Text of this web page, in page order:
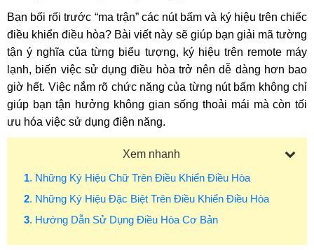
Bạn bối rối trước “ma trận” các nút bấm và ký hiệu trên chiếc
điều khiển điều hòa? Bài viết này sẽ giúp bạn giải mã tường
tận ý nghĩa của từng biểu tượng, ký hiệu trên remote máy
lạnh, biến việc sử dụng điều hòa trở nên dễ dàng hơn bao
giờ hết. Việc nắm rõ chức năng của từng nút bấm không chỉ
giúp bạn tận hưởng không gian sống thoải mái mà còn tối
ưu hóa việc sử dụng điện năng.
Xem nhanh
1. Những Ký Hiệu Chữ Trên Điều Khiển Điều Hòa
2. Những Ký Hiệu Đặc Biệt Trên Điều Khiển Điều Hòa
3. Hướng Dẫn Sử Dụng Điều Hòa Cơ Bản